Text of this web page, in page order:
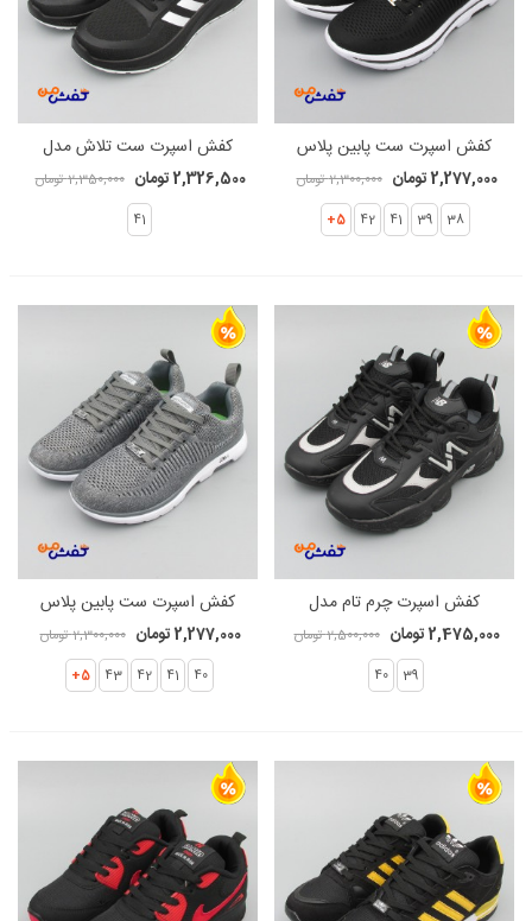
کفش اسپرت ست پابین پلاس
مدل اسکیچرز کد 1500
2,277,000 تومان
2,300,000 تومان
38
39
41
42
5+
کفش اسپرت ست تلاش مدل
آدیداس کد 14862,326,500 تومان
2,350,000 تومان
41
کفش اسپرت چرم تام مدل
نیوبالانس کد 14562,475,000 تومان
2,500,000 تومان
39
40
کفش اسپرت ست پابین پلاس
مدل اسکیچرز کد 1360
2,277,000 تومان
2,300,000 تومان
40
41
42
43
5+